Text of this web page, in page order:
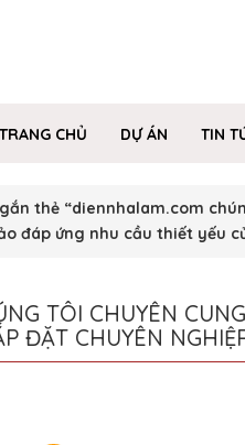
TRANG CHỦ DỰ ÁN TIN
thẻ “diennhalam.com
đáp ứng nhu cầu thiết yếu
TÔI CHUYÊN
ĐẶT CHUYÊN